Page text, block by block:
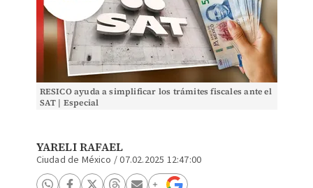
RESICO ayuda a simplificar los trámites fiscales ante el
SAT | Especial
YARELI RAFAEL
Ciudad de México /07.02.2025 12:47:00